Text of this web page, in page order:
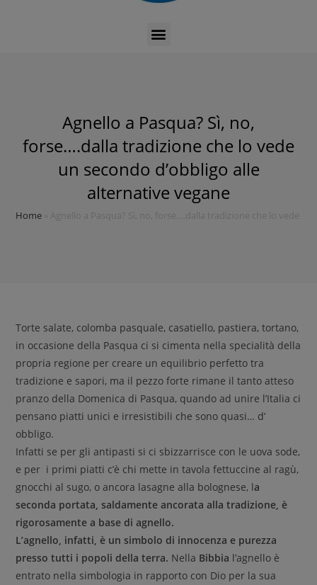
Agnello a Pasqua? Sì, no,
forse….dalla tradizione che lo vede
un secondo d’obbligo alle
alternative vegane
Home Agnello a Pasqua? Sì, no, forse….dalla tradizione che lo vede
Torte salate, colomba pasquale, casatiello, pastiera, tortano,
in occasione della Pasqua ci si cimenta nella specialità della
propria regione per creare un equilibrio perfetto tra
tradizione e sapori, ma il pezzo forte rimane il tanto atteso
pranzo della Domenica di Pasqua, quando ad unire l’Italia ci
pensano piatti unici e irresistibili che sono quasi… d’
obbligo.
Infatti se per gli antipasti si ci sbizzarrisce con le uova sode,
e per i primi piatti c’è chi mette in tavola fettuccine al ragù,
gnocchi al sugo, o ancora lasagne alla bolognese, la
seconda portata, saldamente ancorata alla tradizione, è
rigorosamente a base di agnello.
L’agnello, infatti, è un simbolo di innocenza e purezza
presso tutti i popoli della terra. Nella Bibbia l’agnello è
entrato nella simbologia in rapporto con Dio per la sua